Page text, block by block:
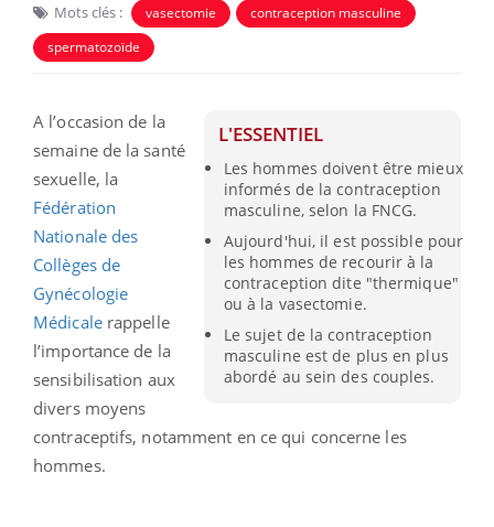
Mots clés : vasectomie
contraception masculine
spermatozoïde
L'ESSENTIEL
Les hommes doivent être mieux
informés de la contraception
masculine, selon la FNCG.
Aujourd'hui, il est possible pour
les hommes de recourir à la
contraception dite "thermique"
ou à la vasectomie.
Le sujet de la contraception
masculine est de plus en plus
abordé au sein des couples.
A l’occasion de la
semaine de la santé
sexuelle, la
Fédération
Nationale des
Collèges de
Gynécologie
Médicalerappelle
l’importance de la
sensibilisation aux
divers moyens
contraceptifs, notamment en ce qui concerne les
hommes.